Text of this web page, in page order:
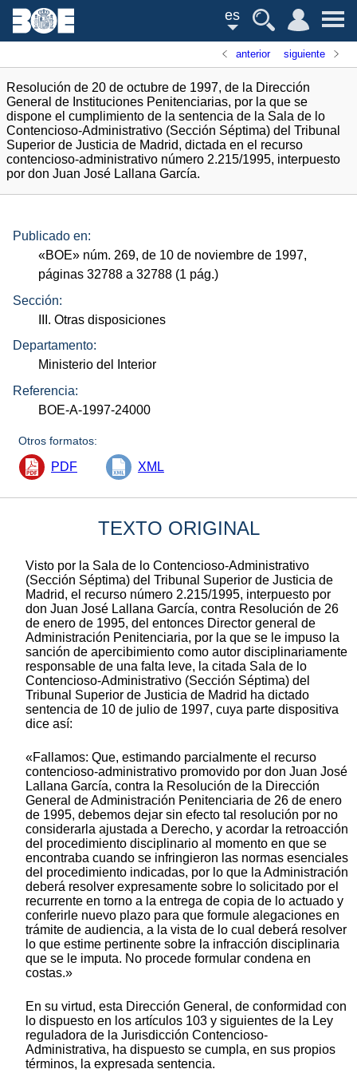
es
anterior siguiente
Resolución de 20 de octubre de 1997, de la Dirección
General de Instituciones Penitenciarias, por la que se
dispone el cumplimiento de la sentencia de la Sala de lo
Contencioso-Administrativo (Sección Séptima) del Tribunal
Superior de Justicia de Madrid, dictada en el recurso
contencioso-administrativo número 2.215/1995, interpuesto
por don Juan José Lallana García.
Publicado en:
«BOE» núm. 269, de 10 de noviembre de 1997,
páginas 32788 a 32788 (1 pág.)
Sección:
III. Otras disposiciones
Departamento:
Ministerio del Interior
Referencia:
BOE-A-1997-24000
Otros formatos:
PDF XML
TEXTO ORIGINAL
Visto por la Sala de lo Contencioso-Administrativo
(Sección Séptima) del Tribunal Superior de Justicia de
Madrid, el recurso número 2.215/1995, interpuesto por
don Juan José Lallana García, contra Resolución de 26
de enero de 1995, del entonces Director general de
Administración Penitenciaria, por la que se le impuso la
sanción de apercibimiento como autor disciplinariamente
responsable de una falta leve, la citada Sala de lo
Contencioso-Administrativo (Sección Séptima) del
Tribunal Superior de Justicia de Madrid ha dictado
sentencia de 10 de julio de 1997, cuya parte dispositiva
dice así:
«Fallamos: Que, estimando parcialmente el recurso
contencioso-administrativo promovido por don Juan José
Lallana García, contra la Resolución de la Dirección
General de Administración Penitenciaria de 26 de enero
de 1995, debemos dejar sin efecto tal resolución por no
considerarla ajustada a Derecho, y acordar la retroacción
del procedimiento disciplinario al momento en que se
encontraba cuando se infringieron las normas esenciales
del procedimiento indicadas, por lo que la Administración
deberá resolver expresamente sobre lo solicitado por el
recurrente en torno a la entrega de copia de lo actuado y
conferirle nuevo plazo para que formule alegaciones en
trámite de audiencia, a la vista de lo cual deberá resolver
lo que estime pertinente sobre la infracción disciplinaria
que se le imputa. No procede formular condena en
costas.»
En su virtud, esta Dirección General, de conformidad con
lo dispuesto en los artículos 103 y siguientes de la Ley
reguladora de la Jurisdicción Contencioso-
Administrativa, ha dispuesto se cumpla, en sus propios
términos, la expresada sentencia.